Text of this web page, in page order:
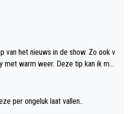
van het nieuws in de show. Zo ook v
met warm weer. Deze tip kan ik met
per ongeluk laat vallen..